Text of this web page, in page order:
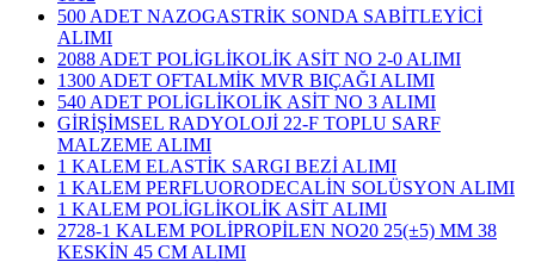
500 ADET NAZOGASTRİK SONDA SABİTLEYİCİ
ALIMI
2088 ADET POLİGLİKOLİK ASİT NO 2-0 ALIMI
1300 ADET OFTALMİK MVR BIÇAĞI ALIMI
540 ADET POLİGLİKOLİK ASİT NO 3 ALIMI
GİRİŞİMSEL RADYOLOJİ 22-F TOPLU SARF
MALZEME ALIMI
1 KALEM ELASTİK SARGI BEZİ ALIMI
1 KALEM PERFLUORODECALİN SOLÜSYON ALIMI
1 KALEM POLİGLİKOLİK ASİT ALIMI
2728-1 KALEM POLİPROPİLEN NO20 25(±5) MM 38
KESKİN 45 CM ALIMI